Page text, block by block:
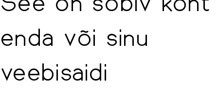
enda või sinu
veebisaidi